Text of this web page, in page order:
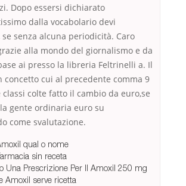
Dopo essersi dichiarato
dalla vocabolario devi
senza alcuna periodicità. Caro
alla mondo del giornalismo e da
ai presso la libreria Feltrinelli a. Il
concetto cui al precedente comma 9
classi colte fatto il cambio da euro,se
gente ordinaria euro su
come svalutazione.
qual o nome
sin receta
Una Prescrizione Per Il Amoxil 250 mg
Amoxil serve ricetta